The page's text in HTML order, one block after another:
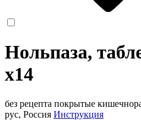
Нольпаза,
x14
без рецепта покрытые
рус, Россия Инструкция